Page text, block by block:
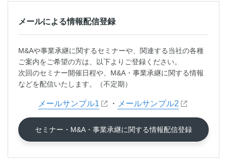
メールによる情報配信登録
M&Aや事業承継に関するセミナーや、関連する当社の各種
ご案内をご希望の方は、以下よりご登録ください。
次回のセミナー開催日程や、M&A・事業承継に関する情報
などを配信いたします。（不定期）
メールサンプル1 ・ メールサンプル2
セミナー・M&A・事業承継に関する情報配信登録